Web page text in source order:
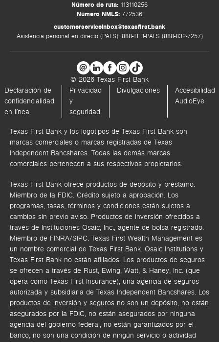
Número de ruta: 113110256
Número NMLS: 772536
customerserviceinbox@texasfirst.bank
Asistencia personal en directo (PALS): 888-TFB-PALS (888-832-7257)
© 2026 Texas First Bank
Declaración de
confidencialidad
en línea
Privacidad
y
seguridad
Divulgaciones
Accesibilidad
AudioEye
Texas First Bank y los logotipos de Texas First Bank son
marcas comerciales o marcas registradas de Texas
Independent Bancshares. Todas las demás marcas
comerciales pertenecen a sus respectivos propietarios.
Texas First Bank ofrece productos de depósito y préstamo.
Miembro de la FDIC. Crédito sujeto a aprobación. Los
programas, tasas, términos y condiciones están sujetos a
cambios sin previo aviso. Productos de inversión ofrecidos a
través de Instituciones Osaic, Inc., agente de bolsa registrado.
Miembro de FINRA/SIPC. Texas First Wealth Management es
un nombre comercial de Texas First Bank. Osaic Institutions y
Texas First Bank no están afiliados. Los productos de seguros
se ofrecen a través de Rust, Ewing, Watt, & Haney, Inc. (que
opera como Texas First Insurance), una agencia de seguros
autorizada y subsidiaria de Texas Independent Bancshares. Los
productos de inversión y seguros no son un depósito, no están
asegurados por la FDIC, no están asegurados por ninguna
agencia del gobierno federal, no están garantizados por el
banco, no son una condición de ningún servicio o actividad